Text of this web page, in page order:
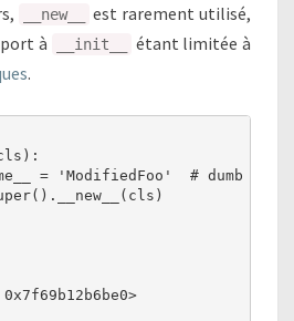
__new__
est rarement utilisé,
à
__init__
étant limitée à
.
= 'ModifiedFoo'  # dumb